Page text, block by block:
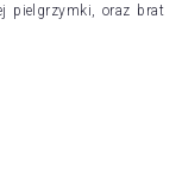
pielgrzymki, oraz brat